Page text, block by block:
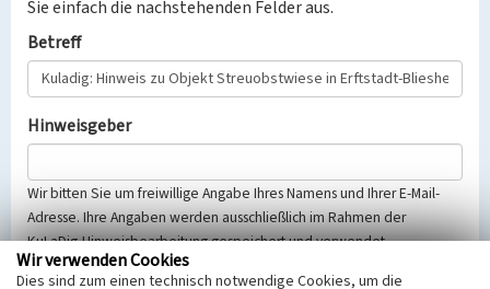
Sie einfach die nachstehenden Felder aus.
Betreff
Hinweisgeber
Wir bitten Sie um freiwillige Angabe Ihres Namens und Ihrer E-Mail-
Adresse. Ihre Angaben werden ausschließlich im Rahmen der
KuLaDig-Hinweisbearbeitung gespeichert und verwendet.
Selbstverständlich werden diese entsprechend der Vorschriften des
Wir verwenden Cookies
Dies sind zum einen technisch notwendige Cookies, um die